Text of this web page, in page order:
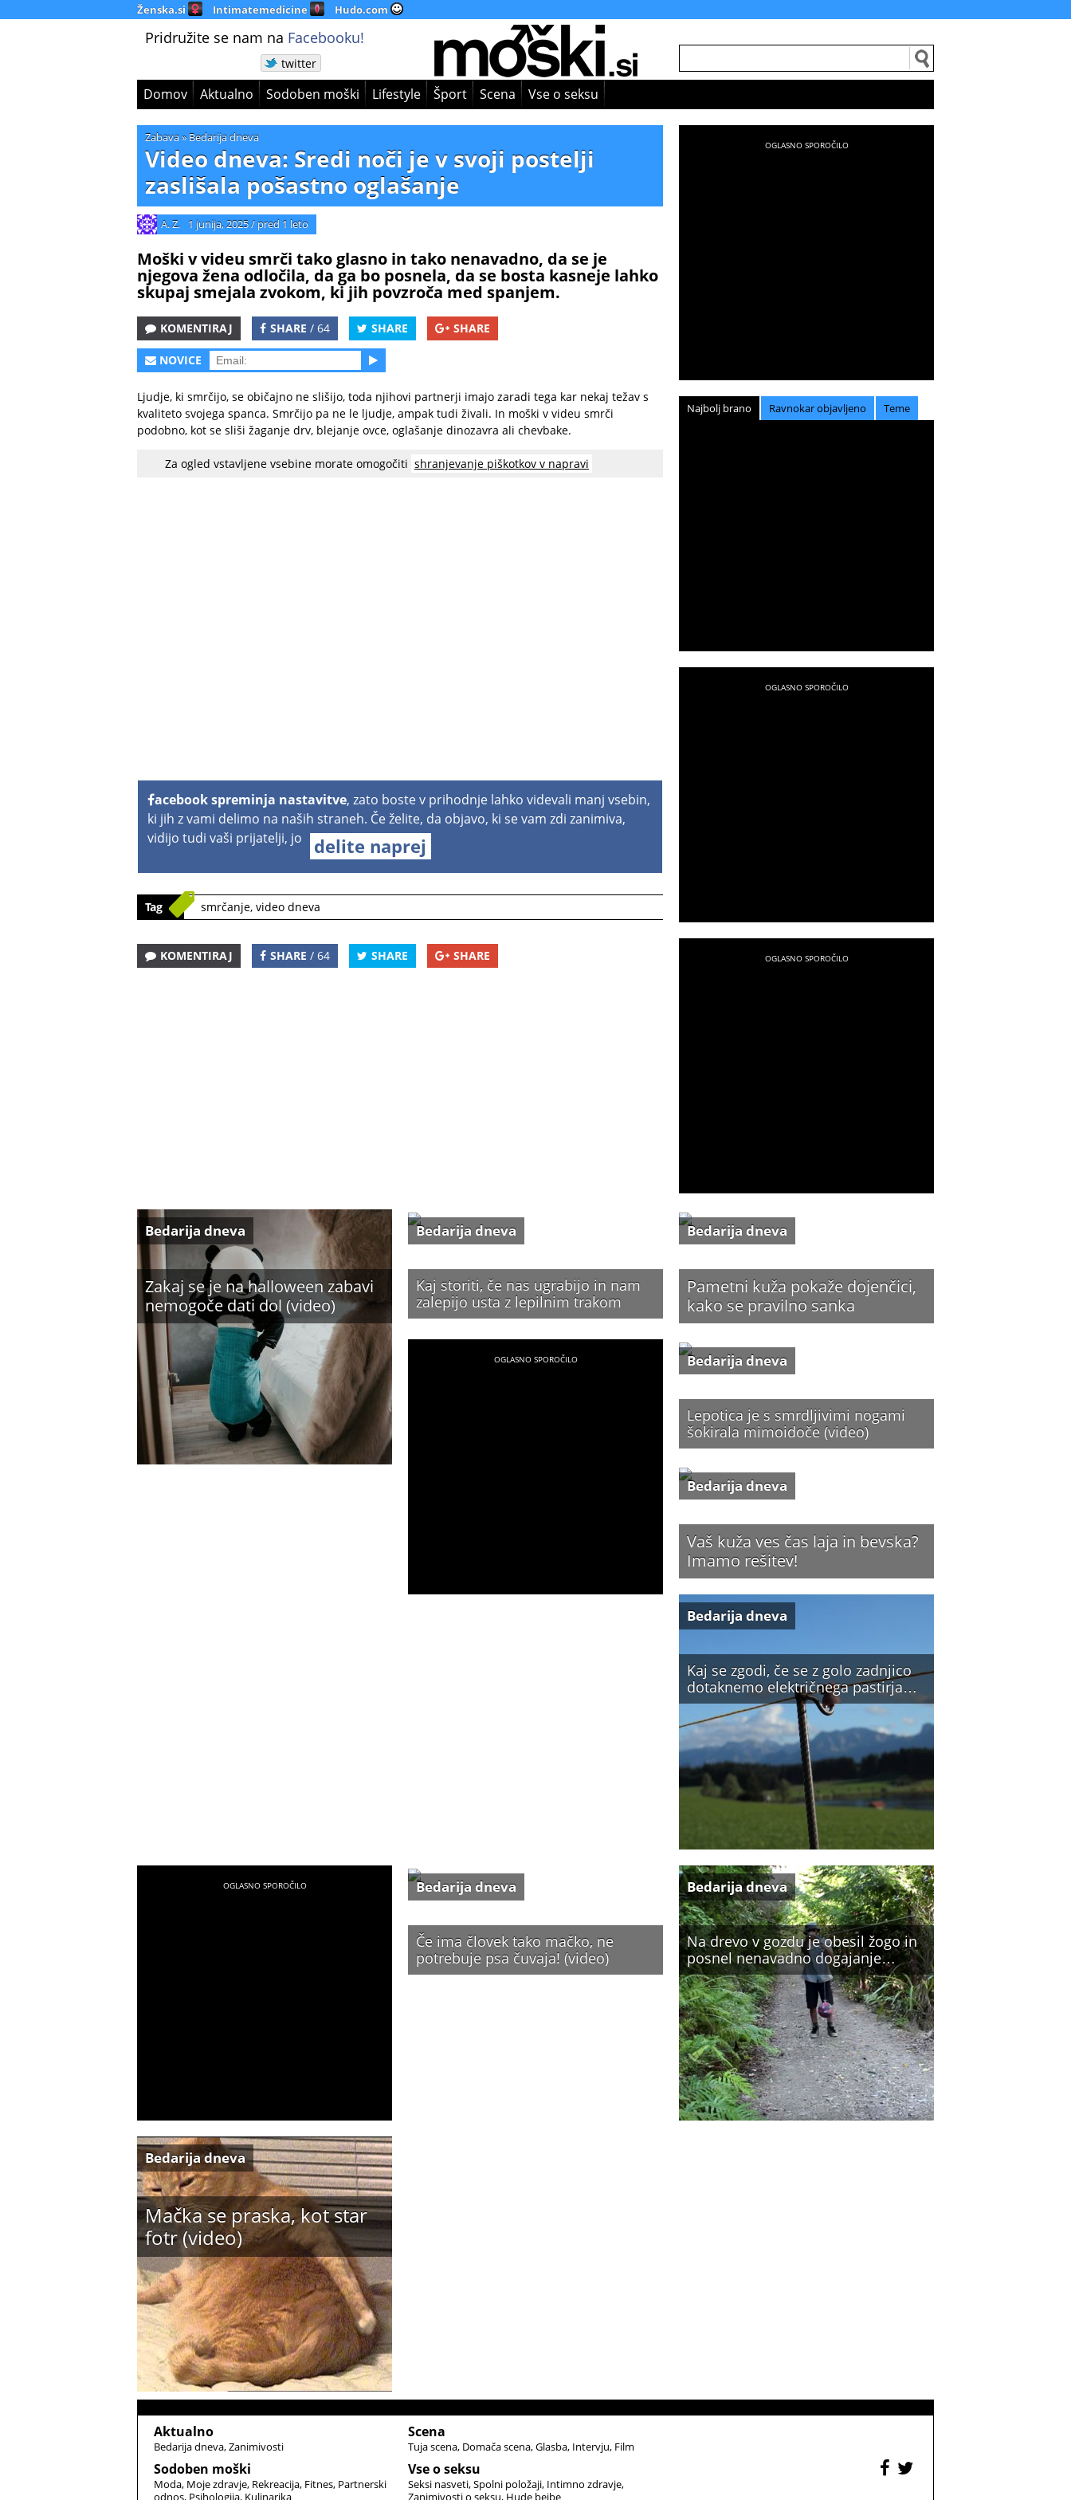
Ženska.si Intimatemedicine Hudo.com
Pridružite se nam na Facebooku!
twitter
Domov Aktualno Sodoben moški Lifestyle Šport Scena Vse o seksu
Zabava» Bedarija dneva
Video dneva: Sredi noči je v svoji postelji
zaslišala pošastno oglašanje
A. Z. 1 junija, 2025/ pred 1 leto
Moški v videu smrči tako glasno in tako nenavadno, da se je
njegova žena odločila, da ga bo posnela, da se bosta kasneje lahko
skupaj smejala zvokom, ki jih povzroča med spanjem.
KOMENTIRAJ SHARE / 64 SHARE SHARE
NOVICE
Ljudje, ki smrčijo, se običajno ne slišijo, toda njihovi partnerji imajo zaradi tega kar nekaj težav s
kvaliteto svojega spanca. Smrčijo pa ne le ljudje, ampak tudi živali. In moški v videu smrči
podobno, kot se sliši žaganje drv, blejanje ovce, oglašanje dinozavra ali chevbake.
Za ogled vstavljene vsebine morate omogočiti shranjevanje piškotkov v napravi
acebook spreminja nastavitve, zato boste v prihodnje lahko videvali manj vsebin,
ki jih z vami delimo na naših straneh. Če želite, da objavo, ki se vam zdi zanimiva,
vidijo tudi vaši prijatelji, jo
delite naprej
Tag smrčanje, video dneva
KOMENTIRAJ SHARE / 64 SHARE SHARE
Najbolj brano Ravnokar objavljeno Teme
Zakaj se je na halloween zabavi
nemogoče dati dol (video)
Bedarija dneva
Kaj storiti, če nas ugrabijo in nam
zalepijo usta z lepilnim trakom
Bedarija dneva
Pametni kuža pokaže dojenčici,
kako se pravilno sanka
Bedarija dneva
Lepotica je s smrdljivimi nogami
šokirala mimoidoče (video)
Bedarija dneva
Vaš kuža ves čas laja in bevska?
Imamo rešitev!
Bedarija dneva
Kaj se zgodi, če se z golo zadnjico
dotaknemo električnega pastirja…
Bedarija dneva
Če ima človek tako mačko, ne
potrebuje psa čuvaja! (video)
Bedarija dneva
Na drevo v gozdu je obesil žogo in
posnel nenavadno dogajanje…
Bedarija dneva
Mačka se praska, kot star
fotr (video)
Bedarija dneva
Aktualno
Bedarija dneva Zanimivosti
Sodoben moški
Moda Moje zdravje Rekreacija Fitnes Partnerski
odnos Psihologija Kulinarika
Scena
Tuja scena Domača scena Glasba Intervju Film
Vse o seksu
Seksi nasveti Spolni položaji Intimno zdravje
Zanimivosti o seksu Hude bejbe